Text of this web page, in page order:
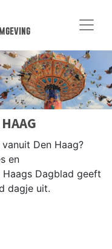
Den Haag?
en
Dagblad geeft
dagje uit.